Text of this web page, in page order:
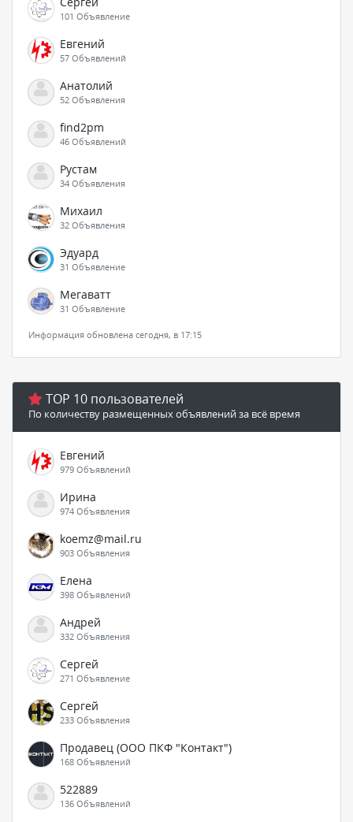
101 Объявление
Евгений
57 Объявлений
Анатолий
52 Объявления
find2pm
46 Объявлений
Рустам
34 Объявления
Михаил
32 Объявления
Эдуард
31 Объявление
Мегаватт
31 Объявление
Информация обновлена сегодня, в 17:15
TOP 10 пользователей
По количеству размещенных объявлений за всё время
Евгений
979 Объявлений
Ирина
974 Объявления
koemz@mail.ru
903 Объявления
Елена
398 Объявлений
Андрей
332 Объявления
Сергей
271 Объявление
Сергей
233 Объявления
Продавец (ООО ПКФ "Контакт")
168 Объявлений
522889
136 Объявлений